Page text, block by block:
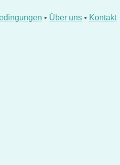
• Über uns • Kontakt